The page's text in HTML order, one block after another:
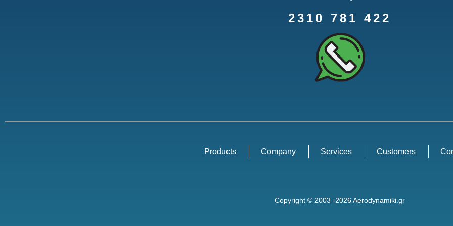
2310 781 422
Products Company Services Customers
Copyright © 2003 -2026 Aerodynamiki.gr